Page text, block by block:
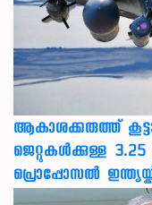
ആകാശക്കരുത്ത്
ജെറ്റുകൾക്കുള്ള
പ്രൊപ്പോസൽ